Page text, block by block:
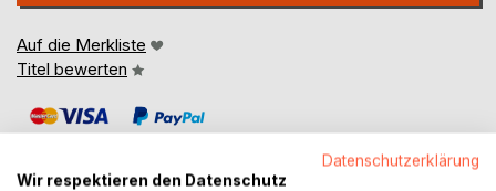
Auf die Merkliste
Titel bewerten
Datenschutzerklärung
Wir respektieren den Datenschutz